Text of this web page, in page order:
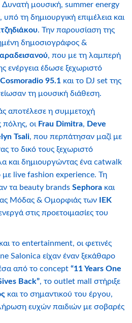
Δυνατή μουσική, summer energy
τη δημιουργική επιμέλεια και
. Την παρουσίαση της
δημοσιογράφος &
, που με τη λαμπερή
ενέργεια έδωσε ξεχωριστό
Cosmoradio 95.1 και το DJ set της
τη μουσική διάθεση.
αποτέλεσε η συμμετοχή
οι Frau Dimitra, Deve
Tsali, που περπάτησαν μαζί με
το δικό τους ξεχωριστό
και δημιουργώντας ένα catwalk
με live fashion experience. Τη
τα beauty brands Sephora και
Μόδας & Ομορφιάς των
ΙΕΚ
στις προετοιμασίες του
το entertainment, οι φετινές
Salonica είχαν έναν ξεκάθαρο
από το concept “11 Years One
Back”, το outlet mall στήριξε
και το σημαντικού του έργου,
ευχών παιδιών με σοβαρές